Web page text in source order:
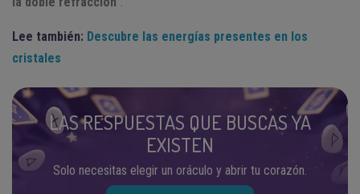
Lee también: Descubre las energías presentes en los
cristales
LAS RESPUESTAS QUE BUSCAS YA
EXISTEN
Solo necesitas elegir un oráculo y abrir tu corazón.